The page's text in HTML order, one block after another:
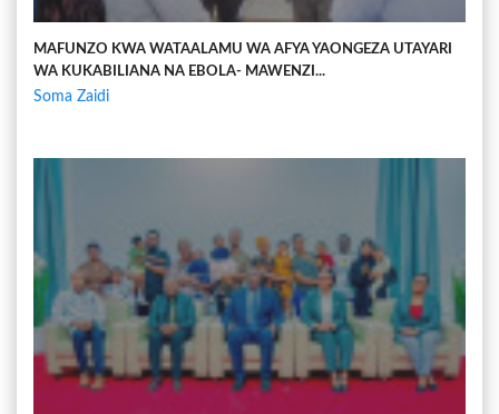
MAFUNZO KWA WATAALAMU WA AFYA YAONGEZA UTAYARI
WA KUKABILIANA NA EBOLA- MAWENZI...
Soma Zaidi